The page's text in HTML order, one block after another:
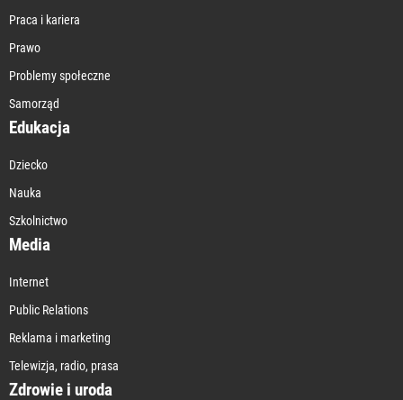
Praca i kariera
Prawo
Problemy społeczne
Samorząd
Edukacja
Dziecko
Nauka
Szkolnictwo
Media
Internet
Public Relations
Reklama i marketing
Telewizja, radio, prasa
Zdrowie i uroda